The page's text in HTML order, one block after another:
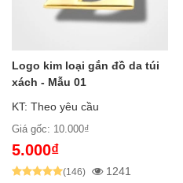
Logo kim loại gắn đồ da túi
xách - Mẫu 01
KT: Theo yêu cầu
Giá gốc: 10.000₫
5.000₫
(146) 1241